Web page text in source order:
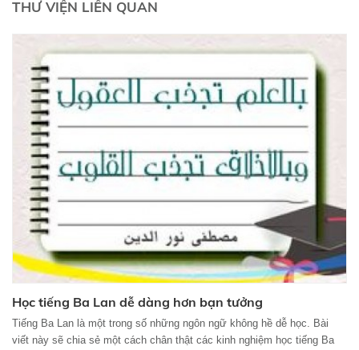
THƯ VIỆN LIÊN QUAN
Học tiếng Ba Lan dễ dàng hơn bạn tưởng
Tiếng Ba Lan là một trong số những ngôn ngữ không hề dễ học. Bài
viết này sẽ chia sẻ một cách chân thật các kinh nghiệm học tiếng Ba